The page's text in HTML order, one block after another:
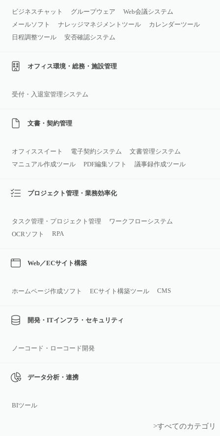
ビジネスチャット グループウェア
Web会議システム
メールソフト
ナレッジマネジメントツール
カレンダーツール
日程調整ツール
安否確認システム
オフィス環境・総務・施設管理
受付・入退室管理システム
文書・契約管理
オフィススイート 電子契約システム
文書管理システム
マニュアル作成ツール
PDF編集ソフト 議事録作成ツール
プロジェクト管理・業務効率化
タスク管理・プロジェクト管理
ワークフローシステム
OCRソフト
RPA
Web／ECサイト構築
ホームページ作成ソフト ECサイト構築ツール CMS
開発・ITインフラ・セキュリティ
ノーコード・ローコード開発
データ分析・連携
BIツール
>すべてのカテゴリ